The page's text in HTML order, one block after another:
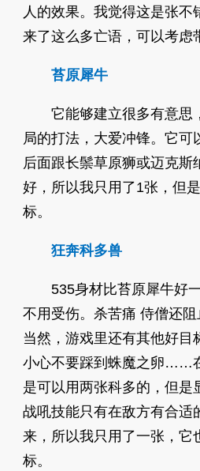
人的效果。我觉得这是张不
来了这么多亡语，可以考虑
苔原犀牛
它能够建立很多有意思
局的打法，大爱冲锋。它可
后面跟长鬃草原狮或迈克斯
好，所以我只用了1张，但
标。
狂奔科多兽
535身材比苔原犀牛好一
不用受伤。杀苦痛 侍僧还阻
当然，游戏里还有其他好目
小心不要踩到蛛魔之卵……
是可以用两张科多的，但是
战吼技能只有在敌方有合适
来，所以我只用了一张，它
标。